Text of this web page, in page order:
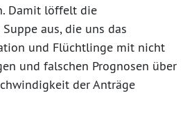
Damit löffelt die
aus, die uns das
und Flüchtlinge mit nicht
und falschen Prognosen über
der Anträge